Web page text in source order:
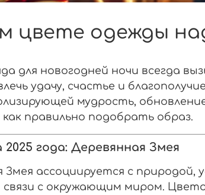
цвете одежды
для новогодней ночи всегда
удачу, счастье и
мудрость,
правильно подобрать образ.
2025 года: Деревянная Змея
Змея ассоциируется с
связи с окружающим миром.